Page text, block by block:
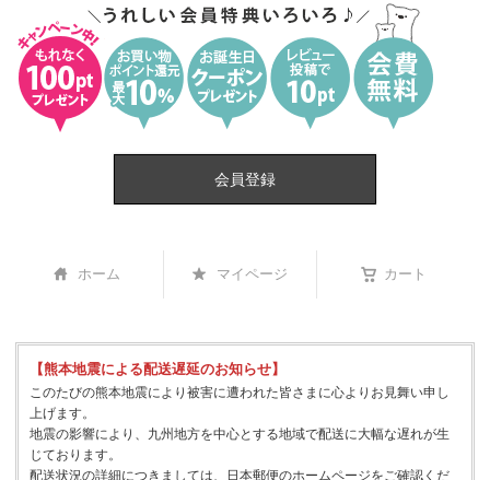
会員登録
ホーム マイページ カート
【熊本地震による配送遅延のお知らせ】
このたびの熊本地震により被害に遭われた皆さまに心よりお見舞い申し
上げます。
地震の影響により、九州地方を中心とする地域で配送に大幅な遅れが生
じております。
配送状況の詳細につきましては、日本郵便のホームページをご確認くだ